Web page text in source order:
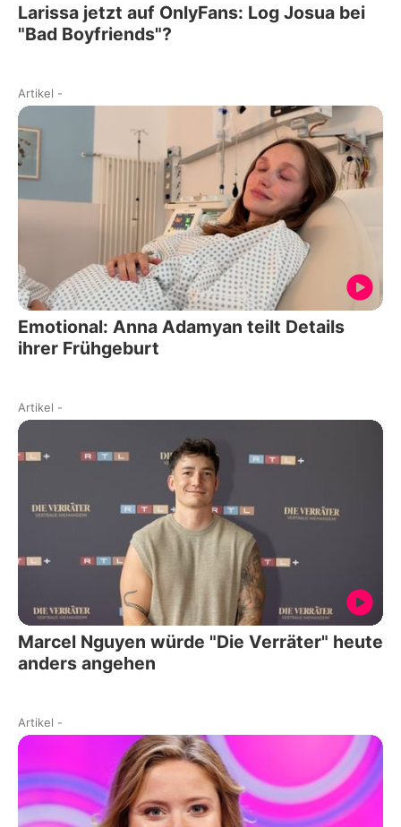
Larissa jetzt auf OnlyFans: Log Josua bei
"Bad Boyfriends"?
Artikel -
Emotional: Anna Adamyan teilt Details
ihrer Frühgeburt
Artikel -
Marcel Nguyen würde "Die Verräter" heute
anders angehen
Artikel -